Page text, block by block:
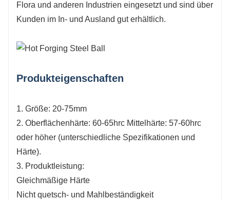
Flora und anderen Industrien eingesetzt und sind über
Kunden im In- und Ausland gut erhältlich.
Produkteigenschaften
1. Größe: 20-75mm
2. Oberflächenhärte: 60-65hrc Mittelhärte: 57-60hrc
oder höher (unterschiedliche Spezifikationen und
Härte).
3. Produktleistung:
Gleichmäßige Härte
Nicht quetsch- und Mahlbeständigkeit